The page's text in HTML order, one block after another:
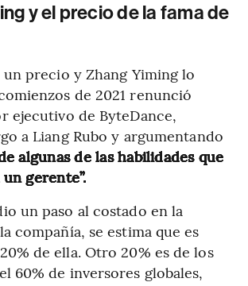
y el precio de la fama de
un precio y Zhang Yiming lo
de 2021 renunció
ejecutivo de ByteDance,
a Liang Rubo y argumentando
algunas de las habilidades que
gerente”.
un paso al costado en la
compañía, se estima que es
de ella. Otro 20% es de los
60% de inversores globales,